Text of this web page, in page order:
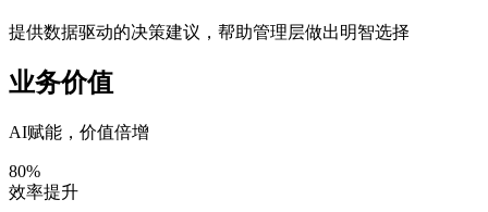
提供数据驱动的决策建议，帮助管理层做出明智选择
业务价值
AI赋能，价值倍增
80%
效率提升